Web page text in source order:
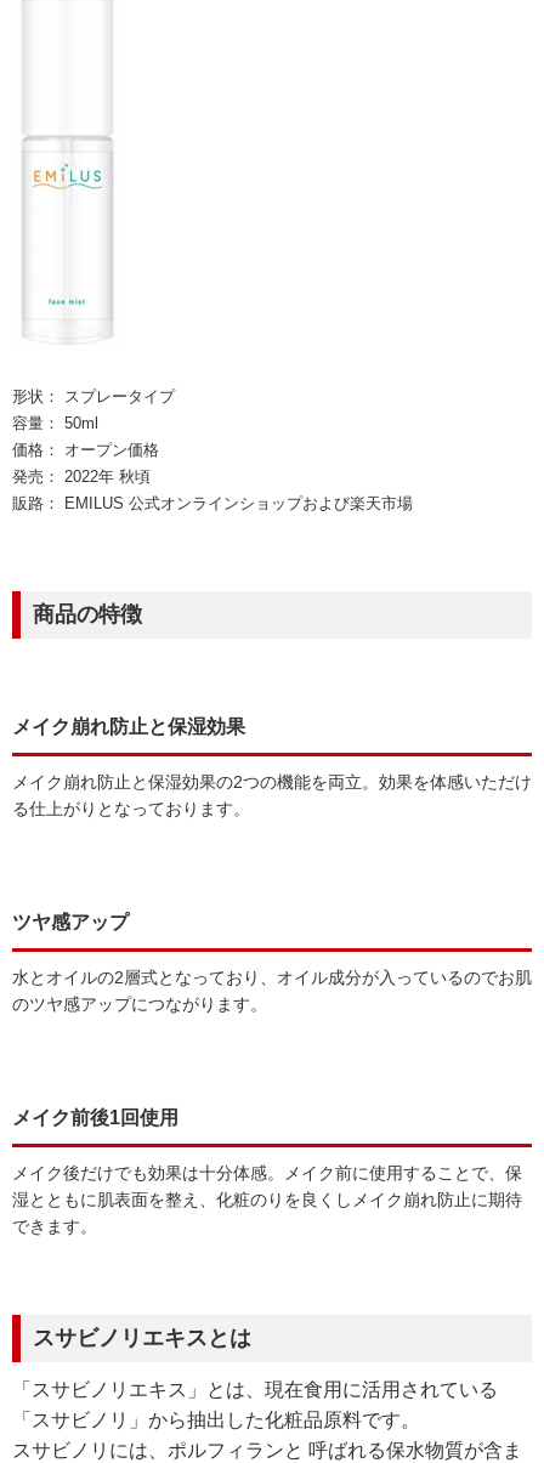
形状： スプレータイプ
容量： 50ml
価格： オープン価格
発売： 2022年 秋頃
販路： EMILUS 公式オンラインショップおよび楽天市場
商品の特徴
メイク崩れ防止と保湿効果
メイク崩れ防止と保湿効果の2つの機能を両立。効果を体感いただけ
る仕上がりとなっております。
ツヤ感アップ
水とオイルの2層式となっており、オイル成分が入っているのでお肌
のツヤ感アップにつながります。
メイク前後1回使用
メイク後だけでも効果は十分体感。メイク前に使用することで、保
湿とともに肌表面を整え、化粧のりを良くしメイク崩れ防止に期待
できます。
スサビノリエキスとは
「スサビノリエキス」とは、現在食用に活用されている
「スサビノリ」から抽出した化粧品原料です。
スサビノリには、ポルフィランと 呼ばれる保水物質が含ま